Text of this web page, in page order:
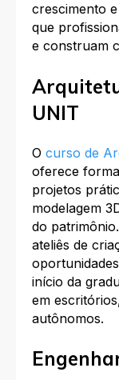
crescimento
que
e construam
UNIT
O curso de
oferece
projetos
modelagem
do
ateliês de
início da
em
autônomos.